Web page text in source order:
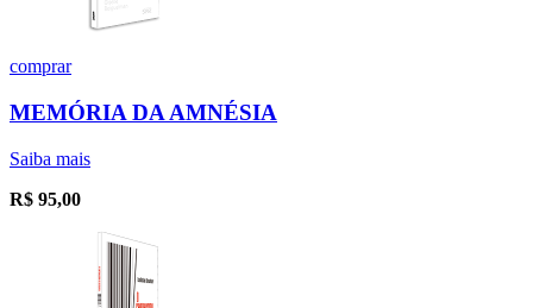
comprar
MEMÓRIA DA AMNÉSIA
Saiba mais
R$ 95,00